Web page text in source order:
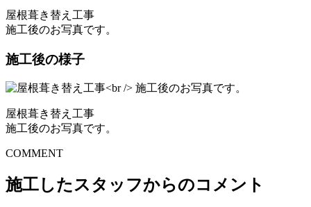
屋根葺き替え工事
施工後のお写真です。
施工後の様子
屋根葺き替え工事
施工後のお写真です。
COMMENT
施工したスタッフからのコメント